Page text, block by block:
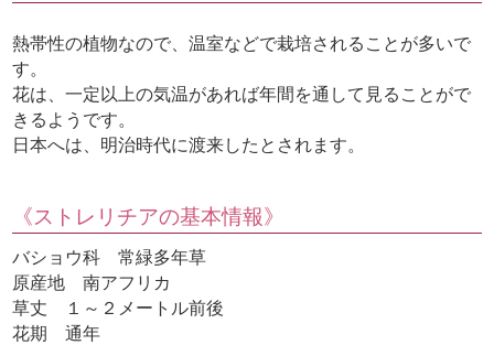
熱帯性の植物なので、温室などで栽培されることが多いで
す。
花は、一定以上の気温があれば年間を通して見ることがで
きるようです。
日本へは、明治時代に渡来したとされます。
《ストレリチアの基本情報》
バショウ科 常緑多年草
原産地 南アフリカ
草丈 １～２メートル前後
花期 通年